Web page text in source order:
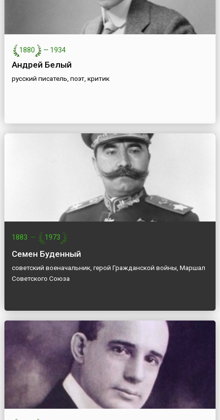
1880 — 1934
Андрей Белый
русский писатель, поэт, критик
1883 — 1973
Семен Буденный
советский военачальник, герой Гражданской войны, Маршал
Советского Союза